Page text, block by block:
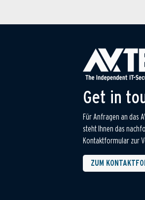
Get in
Für Anfragen an das
steht Ihnen das
Kontaktformular zur
ZUM